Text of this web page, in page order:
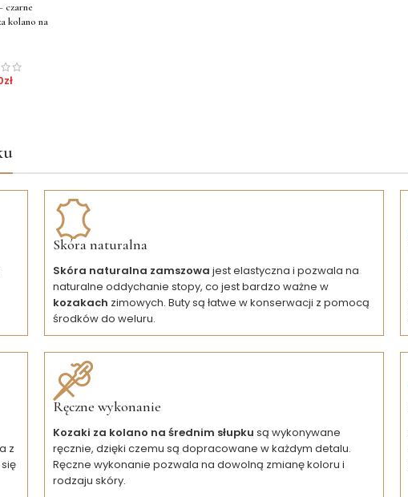
czarne
kolano na
zł
Skóra naturalna
Skóra naturalna zamszowa jest elastyczna i pozwala na
naturalne oddychanie stopy, co jest bardzo ważne w
kozakach zimowych. Buty są łatwe w konserwacji z pomocą
środków do weluru.
z
Ręczne wykonanie
Kozaki za kolano na średnim słupku są wykonywane
ręcznie, dzięki czemu są dopracowane w każdym detalu.
Ręczne wykonanie pozwala na dowolną zmianę koloru i
rodzaju skóry.